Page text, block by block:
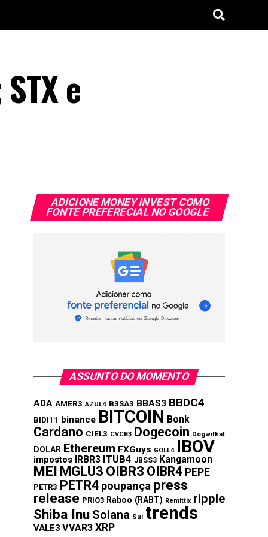
e
ADICIONE MONEY INVEST COMO
FONTE PREFERECIAL NO GOOGLE
ASSUNTO DO MOMENTO
ADA AMER3 AZUL4 B3SA3 BBAS3 BBDC4
BIDI11 binance BITCOIN Bonk
Cardano CIEL3 CVCB3 Dogecoin Dogwifhat
DOLAR Ethereum FXGuys GOLL4 IBOV
impostos IRBR3 ITUB4 JBSS3 Kangamoon
MEI MGLU3 OIBR3 OIBR4 PEPE
PETR3 PETR4 poupança press
release PRIO3 Raboo (RABT) Remittix ripple
Shiba Inu Solana Sui trends
VALE3 VVAR3 XRP